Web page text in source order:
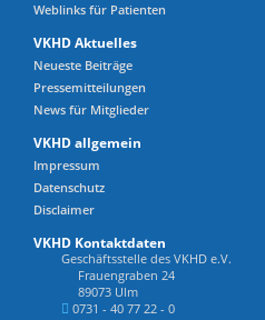
Weblinks für Patienten
VKHD Aktuelles
Neueste Beiträge
Pressemitteilungen
News für Mitglieder
VKHD allgemein
Impressum
Datenschutz
Disclaimer
VKHD Kontaktdaten
Geschäftsstelle des VKHD e.V.
Frauengraben 24
89073 Ulm
0731 - 40 77 22 - 0